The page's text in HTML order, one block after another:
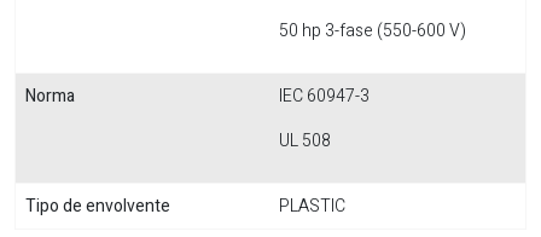
50 hp 3-fase (550-600 V)
Norma
IEC 60947-3
UL 508
Tipo de envolvente PLASTIC